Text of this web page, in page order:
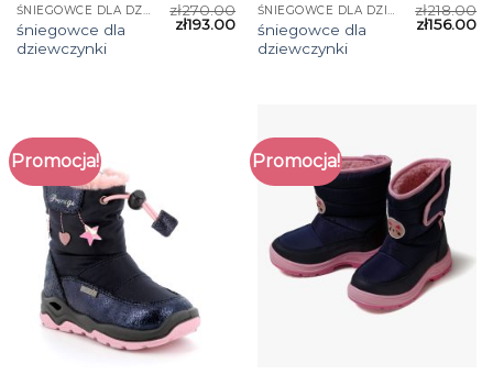
ŚNIEGOWCE DLA DZIEWCZYNKI
śniegowce dla
dziewczynki
zł270.00
zł193.00
ŚNIEGOWCE DLA DZIEWCZYNKI
śniegowce dla
dziewczynki
zł218.00
zł156.00
Promocja! Promocja!